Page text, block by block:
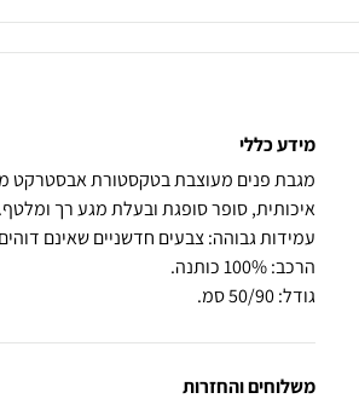
מידע כללי
גודל: 50/90 סמ.
משלוחים והחזרות